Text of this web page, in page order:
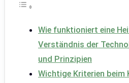
Wie funktioniert eine
Verständnis der
und Prinzipien
Wichtige Kriterien beim